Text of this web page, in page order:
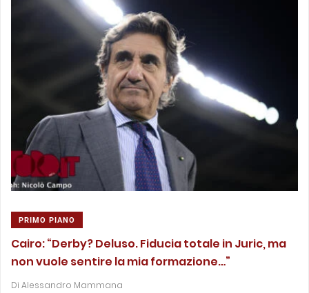
PRIMO PIANO
Cairo: “Derby? Deluso. Fiducia totale in Juric, ma
non vuole sentire la mia formazione…”
Di Alessandro Mammana